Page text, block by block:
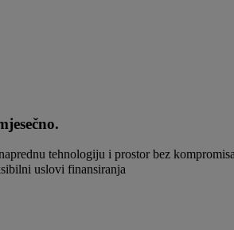
udobnost, naprednu
uslovi finansiranja